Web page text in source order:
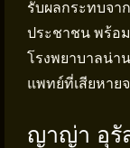
รับผลกระทบจา
ประชาชน พร้อ
โรงพยาบาลน่า
แพทย์ที่เสียหาย
ญาญ่า อุรั